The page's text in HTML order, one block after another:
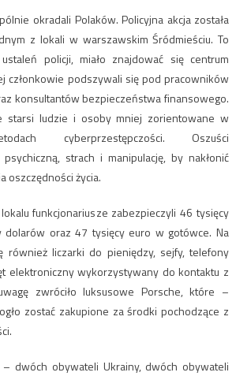
okradali Polaków. Policyjna akcja została
z lokali w warszawskim Śródmieściu. To
policji, miało znajdować się centrum
członkowie podszywali się pod pracowników
konsultantów bezpieczeństwa finansowego.
starsi ludzie i osoby mniej zorientowane w
cyberprzestępczości. Oszuści
strach i manipulację, by nakłonić
oszczędności życia.
funkcjonariusze zabezpieczyli 46 tysięcy
dolarów oraz 47 tysięcy euro w gotówce. Na
również liczarki do pieniędzy, sejfy, telefony
elektroniczny wykorzystywany do kontaktu z
zwróciło luksusowe Porsche, które –
zostać zakupione za środki pochodzące z
dwóch obywateli Ukrainy, dwóch obywateli